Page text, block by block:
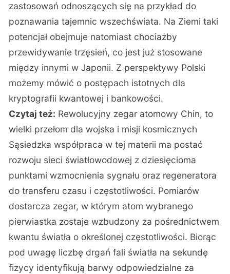
zastosowań odnoszących się na przykład do
poznawania tajemnic wszechświata. Na Ziemi taki
potencjał obejmuje natomiast chociażby
przewidywanie trzęsień, co jest już stosowane
między innymi w Japonii. Z perspektywy Polski
możemy mówić o postępach istotnych dla
kryptografii kwantowej i bankowości.
Czytaj też: Rewolucyjny zegar atomowy Chin, to
wielki przełom dla wojska i misji kosmicznych
Sąsiedzka współpraca w tej materii ma postać
rozwoju sieci światłowodowej z dziesięcioma
punktami wzmocnienia sygnału oraz regeneratora
do transferu czasu i częstotliwości. Pomiarów
dostarcza zegar, w którym atom wybranego
pierwiastka zostaje wzbudzony za pośrednictwem
kwantu światła o określonej częstotliwości. Biorąc
pod uwagę liczbę drgań fali światła na sekundę
fizycy identyfikują barwy odpowiedzialne za